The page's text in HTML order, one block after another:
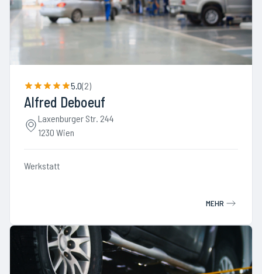
5.0(2)
Alfred Deboeuf
Laxenburger Str. 244
1230 Wien
Werkstatt
MEHR